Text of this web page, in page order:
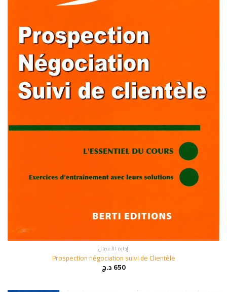
إدارة الأعمال
Prospection négociation suivi de Clientèle
650د.ج